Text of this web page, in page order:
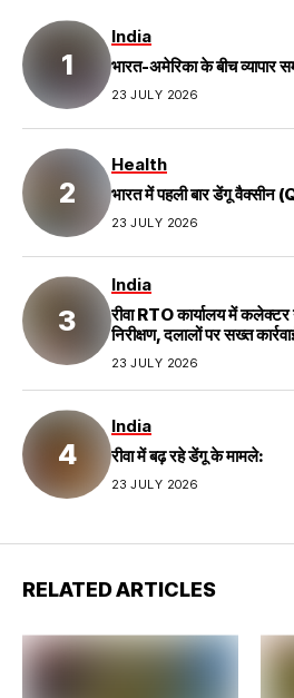
India
भारत-अमेरिका के बीच व्यापार
23 JULY 2026
Health
भारत में पहली बार डेंगू
23 JULY 2026
India
रीवा RTO कार्यालय में
निरीक्षण, दलालों पर सख्त
23 JULY 2026
India
रीवा में बढ़ रहे डेंगू के मामले:
23 JULY 2026
RELATED ARTICLES